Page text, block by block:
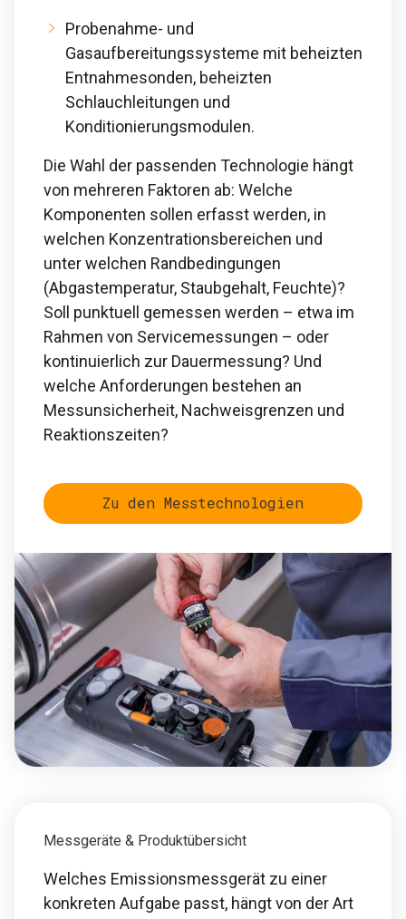
Probenahme- und
Gasaufbereitungssysteme mit beheizten
Entnahmesonden, beheizten
Schlauchleitungen und
Konditionierungsmodulen.
Die Wahl der passenden Technologie hängt
von mehreren Faktoren ab: Welche
Komponenten sollen erfasst werden, in
welchen Konzentrationsbereichen und
unter welchen Randbedingungen
(Abgastemperatur, Staubgehalt, Feuchte)?
Soll punktuell gemessen werden – etwa im
Rahmen von Servicemessungen – oder
kontinuierlich zur Dauermessung? Und
welche Anforderungen bestehen an
Messunsicherheit, Nachweisgrenzen und
Reaktionszeiten?
Zu den Messtechnologien
Messgeräte & Produktübersicht
Welches Emissionsmessgerät zu einer
konkreten Aufgabe passt, hängt von der Art